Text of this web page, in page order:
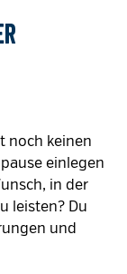
noch keinen
einlegen
in der
leisten? Du
und